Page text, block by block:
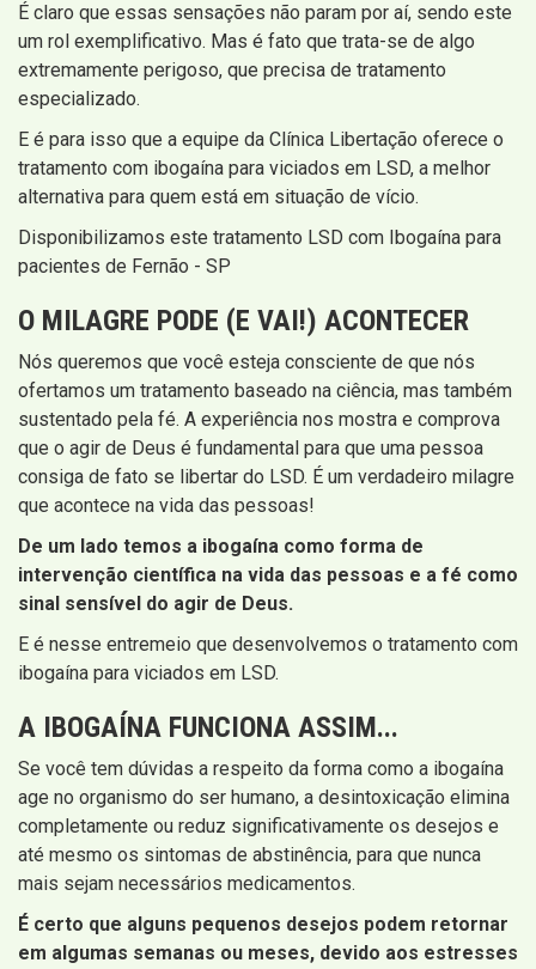
É claro que essas sensações não param por aí, sendo este
um rol exemplificativo. Mas é fato que trata-se de algo
extremamente perigoso, que precisa de tratamento
especializado.
E é para isso que a equipe da Clínica Libertação oferece o
tratamento com ibogaína para viciados em LSD, a melhor
alternativa para quem está em situação de vício.
Disponibilizamos este tratamento LSD com Ibogaína para
pacientes de Fernão - SP
O MILAGRE PODE (E VAI!) ACONTECER
Nós queremos que você esteja consciente de que nós
ofertamos um tratamento baseado na ciência, mas também
sustentado pela fé. A experiência nos mostra e comprova
que o agir de Deus é fundamental para que uma pessoa
consiga de fato se libertar do LSD. É um verdadeiro milagre
que acontece na vida das pessoas!
De um lado temos a ibogaína como forma de
intervenção científica na vida das pessoas e a fé como
sinal sensível do agir de Deus.
E é nesse entremeio que desenvolvemos o tratamento com
ibogaína para viciados em LSD.
A IBOGAÍNA FUNCIONA ASSIM...
Se você tem dúvidas a respeito da forma como a ibogaína
age no organismo do ser humano, a desintoxicação elimina
completamente ou reduz significativamente os desejos e
até mesmo os sintomas de abstinência, para que nunca
mais sejam necessários medicamentos.
É certo que alguns pequenos desejos podem retornar
em algumas semanas ou meses, devido aos estresses